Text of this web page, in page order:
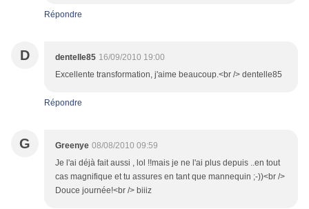
Répondre
D dentelle85 16/09/2010 19:00
Excellente transformation, j'aime beaucoup.<br /> dentelle85
Répondre
G Greenye 08/08/2010 09:59
Je l'ai déjà fait aussi , lol !!mais je ne l'ai plus depuis ..en tout
cas magnifique et tu assures en tant que mannequin ;-))<br />
Douce journée!<br /> biiiz